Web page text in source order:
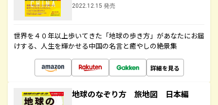
2022.12.15 発売
世界を４０年以上歩いてきた「地球の歩き方」があなたにお届
けする、人生を輝かせる中国の名言と癒やしの絶景集
詳細を見る
地球のなぞり方 旅地図 日本編